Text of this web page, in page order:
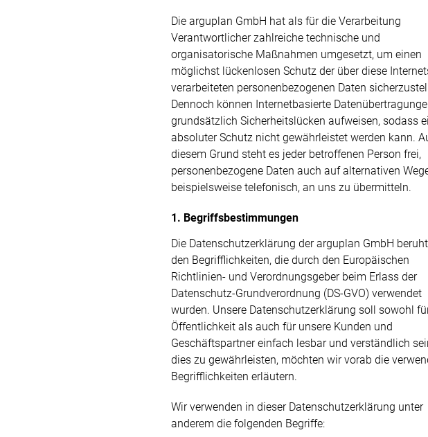
Die arguplan GmbH hat als für die Verarbeitung
Verantwortlicher zahlreiche technische und
organisatorische Maßnahmen umgesetzt, um einen
möglichst lückenlosen Schutz der über diese
verarbeiteten personenbezogenen Daten
Dennoch können Internetbasierte
grundsätzlich Sicherheitslücken aufweisen, sodass
absoluter Schutz nicht gewährleistet werden kann.
diesem Grund steht es jeder betroffenen Person frei,
personenbezogene Daten auch auf alternativen
beispielsweise telefonisch, an uns zu übermitteln.
1. Begriffsbestimmungen
Die Datenschutzerklärung der arguplan GmbH
den Begrifflichkeiten, die durch den Europäischen
Richtlinien- und Verordnungsgeber beim Erlass der
Datenschutz-Grundverordnung (DS-GVO) verwendet
wurden. Unsere Datenschutzerklärung soll sowohl
Öffentlichkeit als auch für unsere Kunden und
Geschäftspartner einfach lesbar und verständlich
dies zu gewährleisten, möchten wir vorab die
Begrifflichkeiten erläutern.
Wir verwenden in dieser Datenschutzerklärung unter
anderem die folgenden Begriffe: